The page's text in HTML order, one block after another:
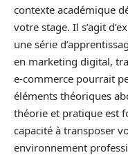
contexte académique
votre stage. Il s’agit
une série
en marketing digital,
e-commerce pourrait
éléments théoriques
théorie et pratique est
capacité à transposer
environnement